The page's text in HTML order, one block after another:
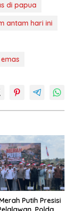
di papua
antam hari ini
Putih Presisi